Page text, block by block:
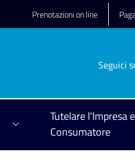
Prenotazioni on line
Seguici
Tutelare l'Impresa
Consumatore